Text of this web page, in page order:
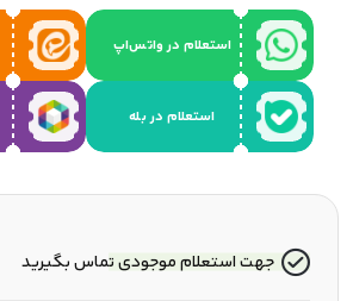
استعلام در واتس‌اپ
استعلام در بله
جهت استعلام موجودی تماس بگیرید